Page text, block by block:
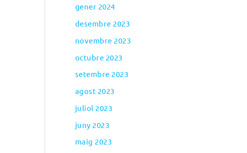
gener 2024
desembre 2023
novembre 2023
octubre 2023
setembre 2023
agost 2023
juliol 2023
juny 2023
maig 2023